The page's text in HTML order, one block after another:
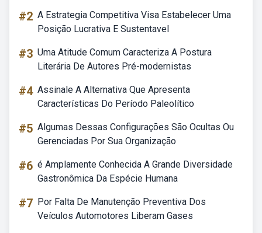
#2 A Estrategia Competitiva Visa Estabelecer Uma
Posição Lucrativa E Sustentavel
#3 Uma Atitude Comum Caracteriza A Postura
Literária De Autores Pré-modernistas
#4 Assinale A Alternativa Que Apresenta
Características Do Período Paleolítico
#5 Algumas Dessas Configurações São Ocultas Ou
Gerenciadas Por Sua Organização
#6 é Amplamente Conhecida A Grande Diversidade
Gastronômica Da Espécie Humana
#7 Por Falta De Manutenção Preventiva Dos
Veículos Automotores Liberam Gases